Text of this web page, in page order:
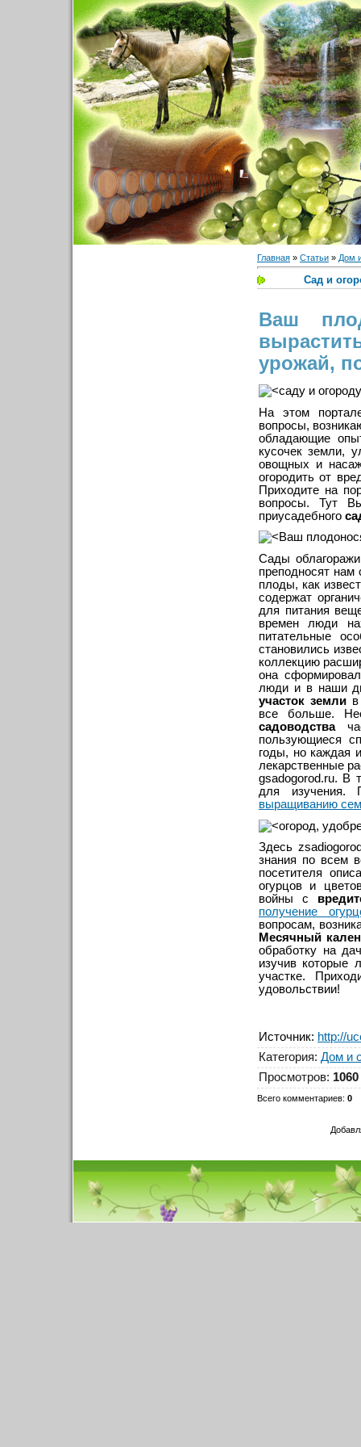
Главная » Статьи » Дом
Сад и
Ваш
урожай,
На этом
вопросы,
обладающие
кусочек земли,
овощных и
огородить от
Приходите на
вопросы. Тут
приусадебного
Сады
преподносят
плоды, как
содержат
для питания
времен люди
питательные
становились
коллекцию
она
люди и в наши
участок земли
все больше.
садоводства
пользующиеся
годы, но каждая
лекарственные
gsadogorod.ru. В
для изучения.
выращиванию
Здесь
знания по всем
посетителя
огурцов и
войны с
получение
вопросам,
Месячный
обработку на
изучив которые
участке.
удовольствии!
Источник: http://
Категория: Дом и
Просмотров: 1060
Всего комментариев: 0